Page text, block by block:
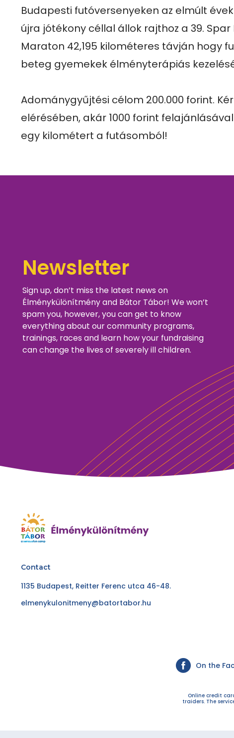
Budapesti futóversenyeken az elmúlt
újra jótékony céllal állok rajthoz a 39.
Maraton 42,195 kilométeres távján hogy
beteg gyemekek élményterápiás
Adománygyűjtési célom 200.000 forint.
elérésében, akár 1000 forint
egy kilométert a futásomból!
Newsletter
Sign up, don’t miss the latest news on
Élménykülönítmény and Bátor Tábor! We won’t
spam you, however, you can get to know
everything about our community programs,
trainings, races and learn how your fundraising
can change the lives of severely ill children.
Contact
1135 Budapest, Reitter Ferenc utca 46-48.
elmenykulonitmeny@batortabor.hu
On the
Online credit
traiders. The